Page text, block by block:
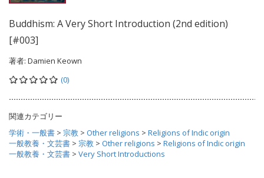
Buddhism: A Very Short Introduction (2nd edition)
[#003]
著者: Damien Keown
(0)
関連カテゴリー
学術・一般書 > 宗教 > Other religions > Religions of Indic origin
一般教養・文芸書 > 宗教 > Other religions > Religions of Indic origin
一般教養・文芸書 > Very Short Introductions